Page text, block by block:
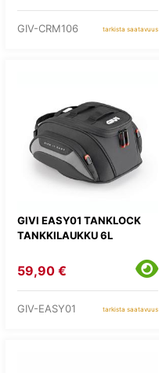
GIV-CRM106 tarkista saatavuus
GIVI EASY01 TANKLOCK
TANKKILAUKKU 6L
59,90 €
GIV-EASY01 tarkista saatavuus